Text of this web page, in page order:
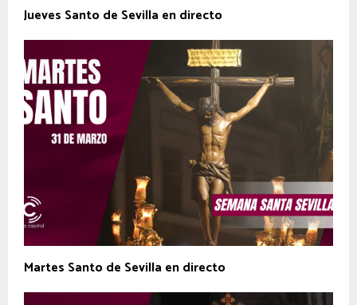
Jueves Santo de Sevilla en directo
Martes Santo de Sevilla en directo